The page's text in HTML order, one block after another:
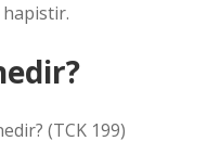
hapistir.
(TCK 199)